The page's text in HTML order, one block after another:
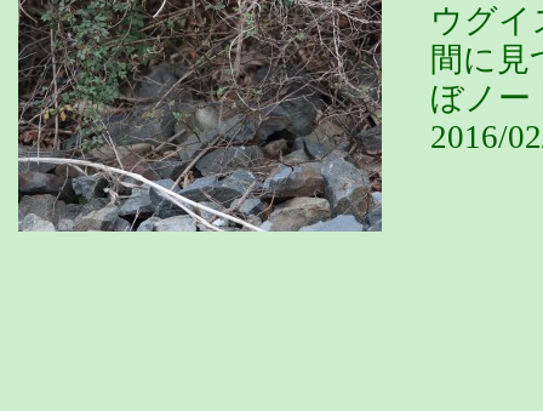
ウグ
間に見
ぼノ
2016/